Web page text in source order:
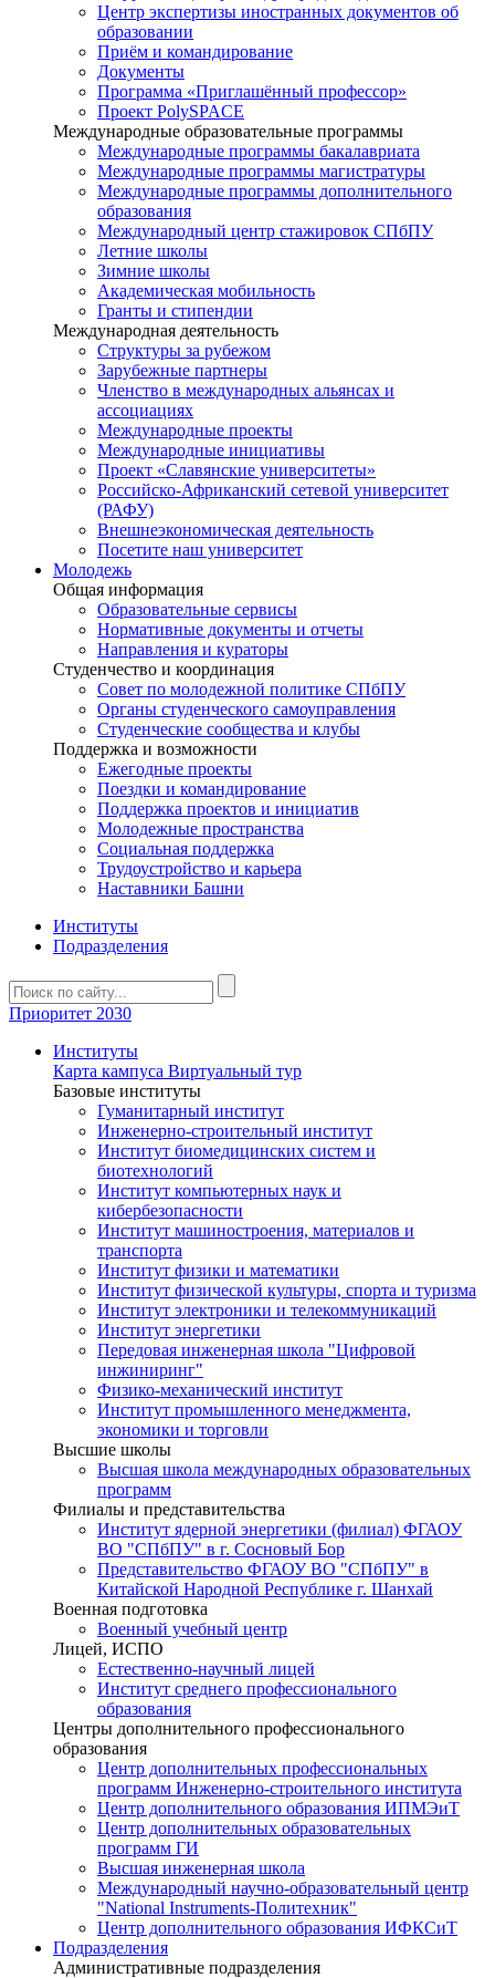
Центр экспертизы иностранных документов об
образовании
Приём и командирование
Документы
Программа «Приглашённый профессор»
Проект PolySPACE
Международные образовательные программы
Международные программы бакалавриата
Международные программы магистратуры
Международные программы дополнительного
образования
Международный центр стажировок СПбПУ
Летние школы
Зимние школы
Академическая мобильность
Гранты и стипендии
Международная деятельность
Структуры за рубежом
Зарубежные партнеры
Членство в международных альянсах и
ассоциациях
Международные проекты
Международные инициативы
Проект «Славянские университеты»
Российско-Африканский сетевой университет
(РАФУ)
Внешнеэкономическая деятельность
Посетите наш университет
Молодежь
Общая информация
Образовательные сервисы
Нормативные документы и отчеты
Направления и кураторы
Студенчество и координация
Совет по молодежной политике СПбПУ
Органы студенческого самоуправления
Студенческие сообщества и клубы
Поддержка и возможности
Ежегодные проекты
Поездки и командирование
Поддержка проектов и инициатив
Молодежные пространства
Социальная поддержка
Трудоустройство и карьера
Наставники Башни
Институты
Подразделения
Приоритет 2030
Институты
Карта кампуса Виртуальный тур
Базовые институты
Гуманитарный институт
Инженерно-строительный институт
Институт биомедицинских систем и
биотехнологий
Институт компьютерных наук и
кибербезопасности
Институт машиностроения, материалов и
транспорта
Институт физики и математики
Институт физической культуры, спорта и туризма
Институт электроники и телекоммуникаций
Институт энергетики
Передовая инженерная школа "Цифровой
инжиниринг"
Физико-механический институт
Институт промышленного менеджмента,
экономики и торговли
Высшие школы
Высшая школа международных образовательных
программ
Филиалы и представительства
Институт ядерной энергетики (филиал) ФГАОУ
ВО "СПбПУ" в г. Сосновый Бор
Представительство ФГАОУ ВО "СПбПУ" в
Китайской Народной Республике г. Шанхай
Военная подготовка
Военный учебный центр
Лицей, ИСПО
Естественно-научный лицей
Институт среднего профессионального
образования
Центры дополнительного профессионального
образования
Центр дополнительных профессиональных
программ Инженерно-строительного института
Центр дополнительного образования ИПМЭиТ
Центр дополнительных образовательных
программ ГИ
Высшая инженерная школа
Международный научно-образовательный центр
"National Instruments-Политехник"
Центр дополнительного образования ИФКСиТ
Подразделения
Административные подразделения